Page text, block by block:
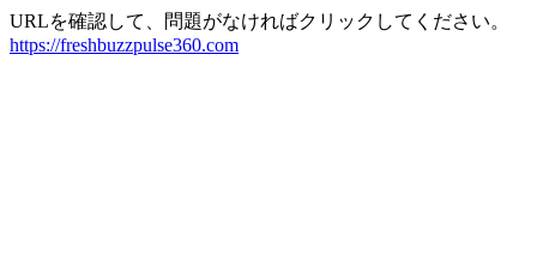
URLを確認して、問題がなければクリックしてください。
https://freshbuzzpulse360.com